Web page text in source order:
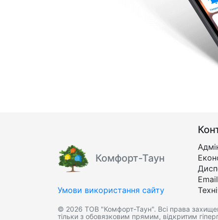
Комфорт-Таун
Умови використання сайту
Email
© 2026 ТОВ "Комфорт-Таун". Всі права
тільки з обовязковим прямим, відкритим